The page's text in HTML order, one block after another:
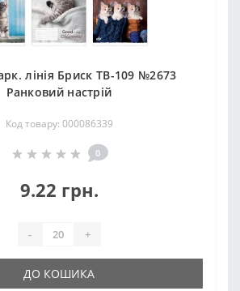
лінія Бриск ТВ-109 №2673
Ранковий настрiй
Код товару: 000086339
0
9.22 грн.
- +
ДО КОШИКА